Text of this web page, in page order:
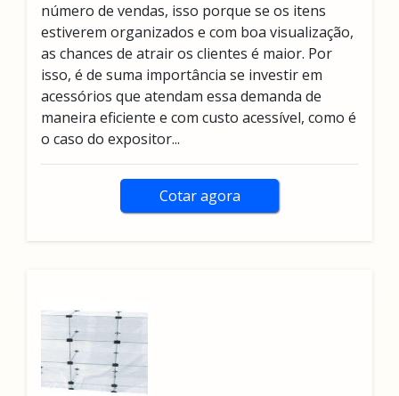
número de vendas, isso porque se os itens
estiverem organizados e com boa visualização,
as chances de atrair os clientes é maior. Por
isso, é de suma importância se investir em
acessórios que atendam essa demanda de
maneira eficiente e com custo acessível, como é
o caso do expositor...
Cotar agora